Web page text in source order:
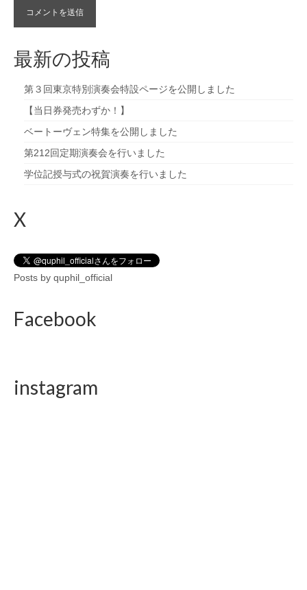
最新の投稿
第３回東京特別演奏会特設ページを公開しました
【当日券発売わずか！】
ベートーヴェン特集を公開しました
第212回定期演奏会を行いました
学位記授与式の祝賀演奏を行いました
X
Posts by quphil_official
Facebook
instagram